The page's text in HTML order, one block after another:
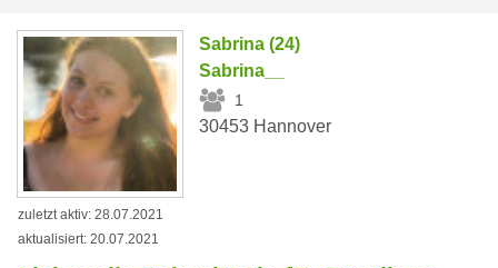
Sabrina (24)
Sabrina__
1
30453 Hannover
zuletzt aktiv: 28.07.2021
aktualisiert: 20.07.2021